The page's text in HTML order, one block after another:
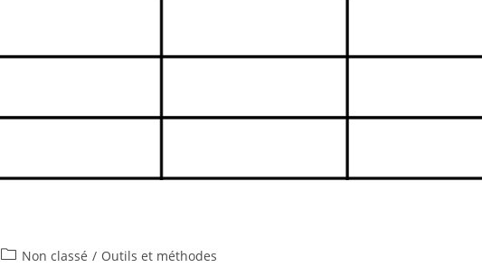
PostNon classé / Outils et méthodes